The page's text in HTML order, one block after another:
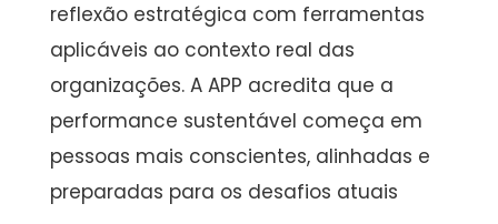
reflexão estratégica com ferramentas
aplicáveis ao contexto real das
organizações. A APP acredita que a
performance sustentável começa em
pessoas mais conscientes, alinhadas e
preparadas para os desafios atuais